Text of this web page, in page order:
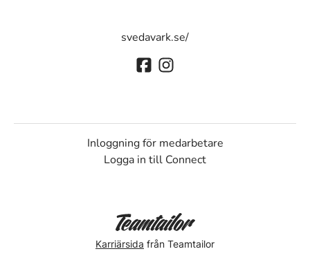
svedavark.se/
Inloggning för medarbetare
Logga in till Connect
Karriärsida från Teamtailor